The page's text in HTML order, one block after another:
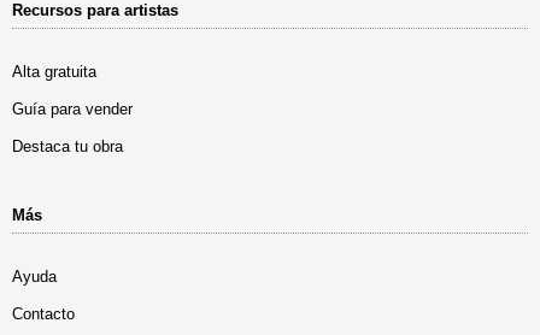
Recursos para artistas
Alta gratuita
Guía para vender
Destaca tu obra
Más
Ayuda
Contacto